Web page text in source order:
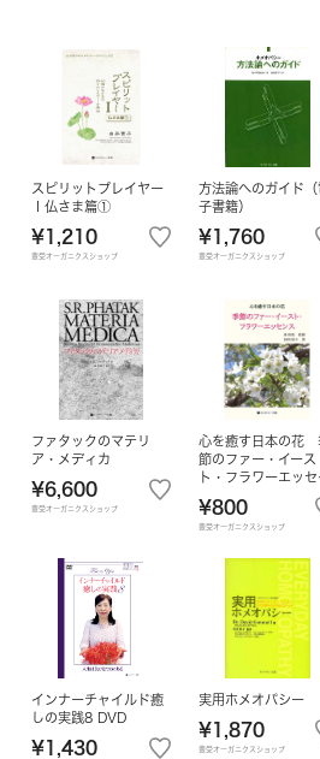
スピリットプレイヤー
Ⅰ仏さま篇①
¥1,210
豊受オーガニクスショップ
方法論へのガイド（
子書籍）
¥1,760
豊受オーガニクスショップ
ファタックのマテリ
ア・メディカ
¥6,600
豊受オーガニクスショップ
心を癒す日本の花
節のファー・イース
ト・フラワーエッセ
¥800
豊受オーガニクスショップ
インナーチャイルド癒
しの実践8 DVD
¥1,430
実用ホメオパシー
¥1,870
豊受オーガニクスショップ